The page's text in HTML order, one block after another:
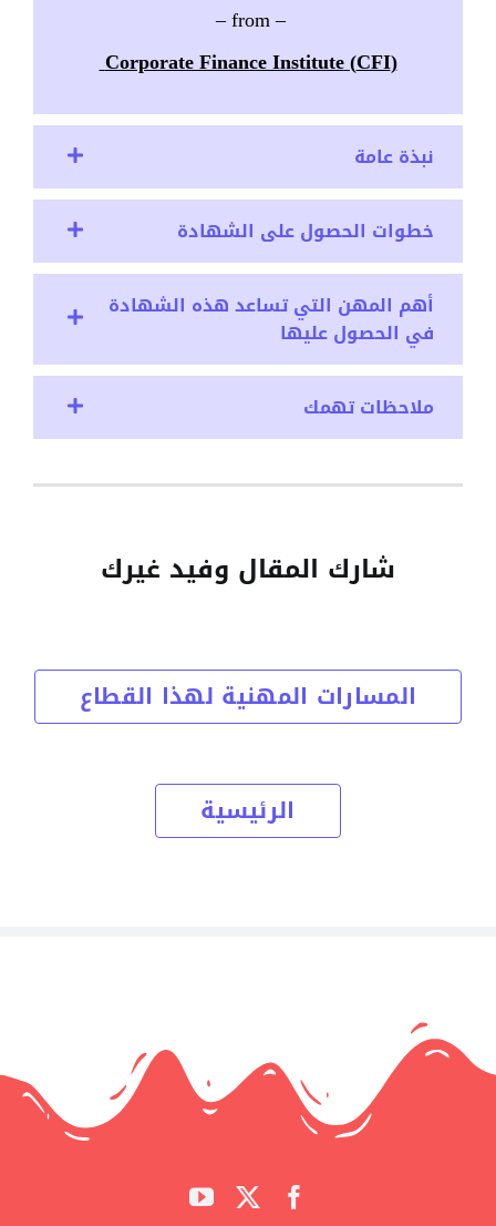
– from –
(CFI) Corporate Finance Institute
نبذة عامة
خطوات الحصول على الشهادة
أهم المهن التي تساعد هذه الشهادة
في الحصول عليها
ملاحظات تهمك
شارك المقال وفيد غيرك
المسارات المهنية لهذا القطاع
الرئيسية